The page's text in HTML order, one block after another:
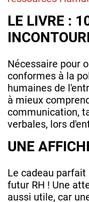
LE LIVRE :
Nécessaire pour
conformes à la
humaines de
à mieux
communication,
verbales, lors
UNE
Le cadeau parfait
futur RH ! Une
aussi utile, car